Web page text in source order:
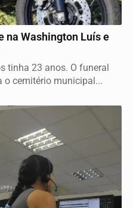
na Washington Luís e
tinha 23 anos. O funeral
o cemitério municipal...